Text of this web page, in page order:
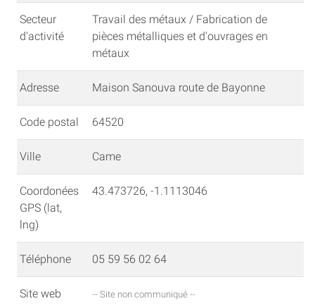
Secteur
d'activité
Travail des métaux / Fabrication de
pièces métalliques et d'ouvrages en
métaux
Adresse Maison Sanouva route de Bayonne
Code postal 64520
Ville Came
Coordonées
GPS (lat,
lng)
43.473726, -1.1113046
Téléphone 05 59 56 02 64
Site web -- Site non communiqué --